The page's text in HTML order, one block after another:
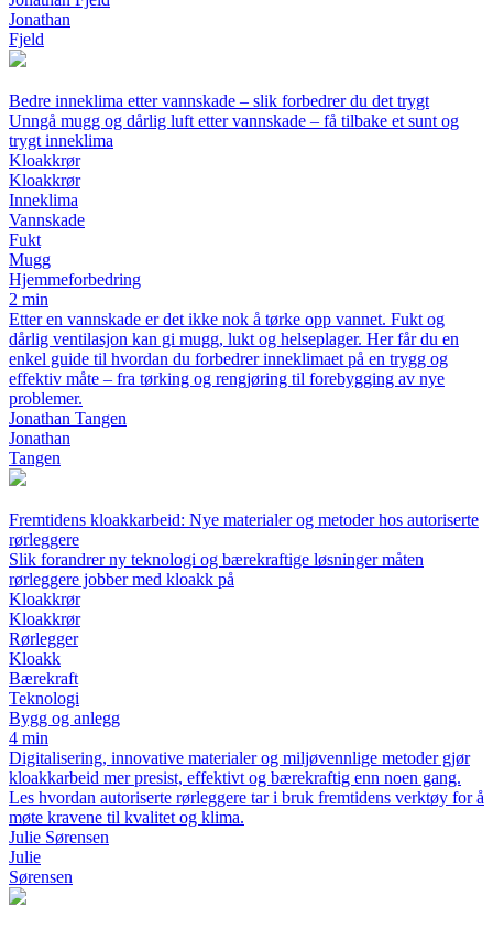
Jonathan
Fjeld
Bedre inneklima etter vannskade – slik forbedrer du det trygt
Unngå mugg og dårlig luft etter vannskade – få tilbake et sunt og
trygt inneklima
Kloakkrør
Kloakkrør
Inneklima
Vannskade
Fukt
Mugg
Hjemmeforbedring
2 min
Etter en vannskade er det ikke nok å tørke opp vannet. Fukt og
dårlig ventilasjon kan gi mugg, lukt og helseplager. Her får du en
enkel guide til hvordan du forbedrer inneklimaet på en trygg og
effektiv måte – fra tørking og rengjøring til forebygging av nye
problemer.
Jonathan Tangen
Jonathan
Tangen
Fremtidens kloakkarbeid: Nye materialer og metoder hos autoriserte
rørleggere
Slik forandrer ny teknologi og bærekraftige løsninger måten
rørleggere jobber med kloakk på
Kloakkrør
Kloakkrør
Rørlegger
Kloakk
Bærekraft
Teknologi
Bygg og anlegg
4 min
Digitalisering, innovative materialer og miljøvennlige metoder gjør
kloakkarbeid mer presist, effektivt og bærekraftig enn noen gang.
Les hvordan autoriserte rørleggere tar i bruk fremtidens verktøy for å
møte kravene til kvalitet og klima.
Julie Sørensen
Julie
Sørensen